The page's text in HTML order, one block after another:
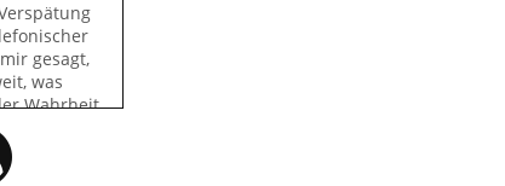
gesagt,
was
Wahrheit
solle
Sie liefern
am